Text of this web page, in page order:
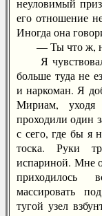
неуловимый
его отношение
Иногда она
— Ты что ж, не
Я
больше туда не
и наркоман. Я
Мириам,
проходили один
с сего, где бы я
тоска. Руки
испариной. Мне
приходилось
массировать
тугой узел